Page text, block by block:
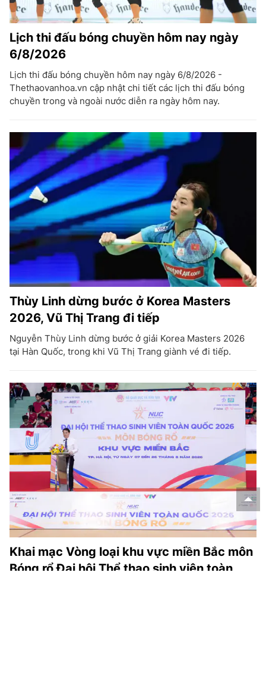
Lịch thi đấu bóng chuyền hôm nay ngày
6/8/2026
Lịch thi đấu bóng chuyền hôm nay ngày 6/8/2026 -
Thethaovanhoa.vn cập nhật chi tiết các lịch thi đấu bóng
chuyền trong và ngoài nước diễn ra ngày hôm nay.
Thùy Linh dừng bước ở Korea Masters
2026, Vũ Thị Trang đi tiếp
Nguyễn Thùy Linh dừng bước ở giải Korea Masters 2026
tại Hàn Quốc, trong khi Vũ Thị Trang giành vé đi tiếp.
Khai mạc Vòng loại khu vực miền Bắc môn
Bóng rổ Đại hội Thể thao sinh viên toàn